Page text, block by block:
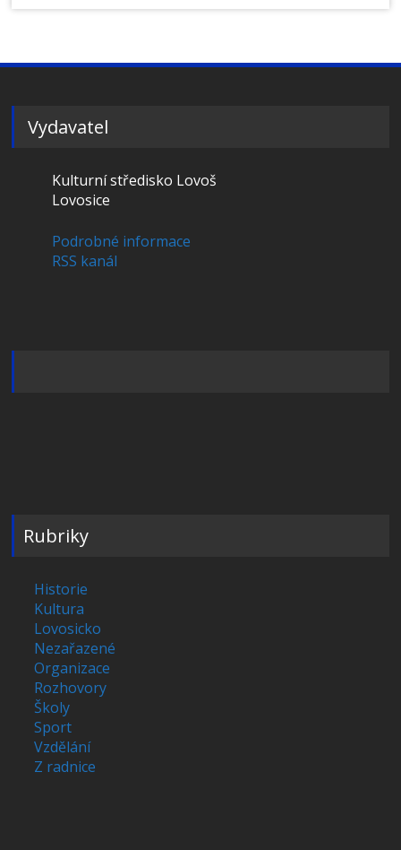
Vydavatel
Kulturní středisko Lovoš
Lovosice
Podrobné informace
RSS kanál
Rubriky
Historie
Kultura
Lovosicko
Nezařazené
Organizace
Rozhovory
Školy
Sport
Vzdělání
Z radnice